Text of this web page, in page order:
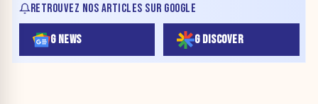
RETROUVEZ NOS ARTICLES SUR GOOGLE
G NEWS G DISCOVER